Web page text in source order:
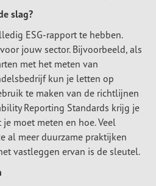
slag?
ESG-rapport te hebben.
jouw sector. Bijvoorbeeld, als
met het meten van
kun je letten op
te maken van de richtlijnen
Reporting Standards krijg je
moet meten en hoe. Veel
al meer duurzame praktijken
vastleggen ervan is de sleutel.